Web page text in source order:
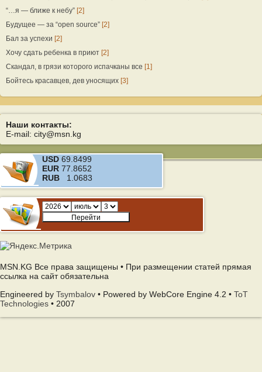
“…я — ближе к небу” [2]
Будущее — за “open source” [2]
Бал за успехи [2]
Хочу сдать ребенка в приют [2]
Скандал, в грязи которого испачканы все [1]
Бойтесь красавцев, дев уносящих [3]
Наши контакты:
E-mail: city@msn.kg
USD 69.8499
EUR 77.8652
RUB 1.0683
MSN.KG Все права защищены • При размещении статей прямая
ссылка на сайт обязательна
Engineered by Tsymbalov • Powered by WebCore Engine 4.2 • ToT
Technologies • 2007